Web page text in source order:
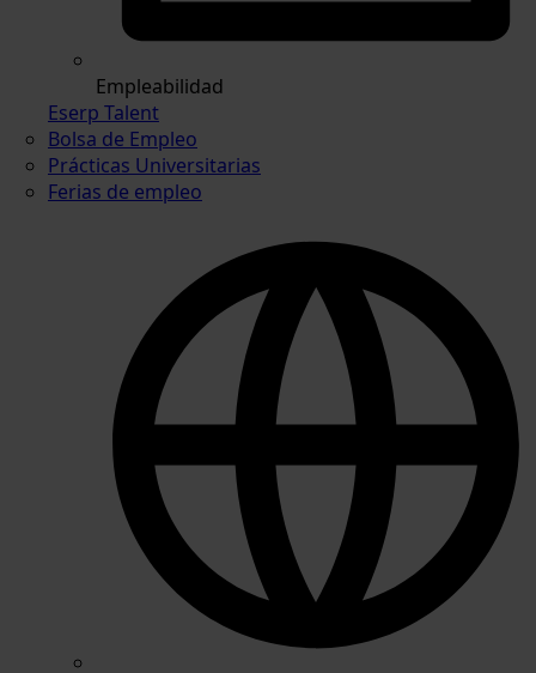
Empleabilidad
Eserp Talent
Bolsa de Empleo
Prácticas Universitarias
Ferias de empleo